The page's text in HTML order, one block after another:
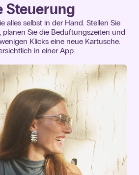
Steuerung
alles selbst in der Hand. Stellen Sie
Sie die Beduftungszeiten und
Klicks eine neue Kartusche.
in einer App.